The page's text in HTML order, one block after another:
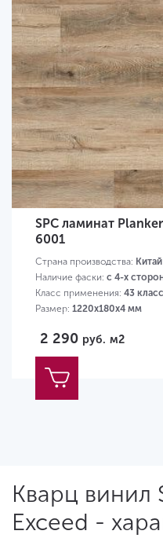
SPC ламинат
6001
Страна производства: Китай
Наличие фаски: с 4-х
Класс применения: 43 класс
Размер: 1220х180х4 мм
2 290 руб. м2
Кварц винил
Exceed -